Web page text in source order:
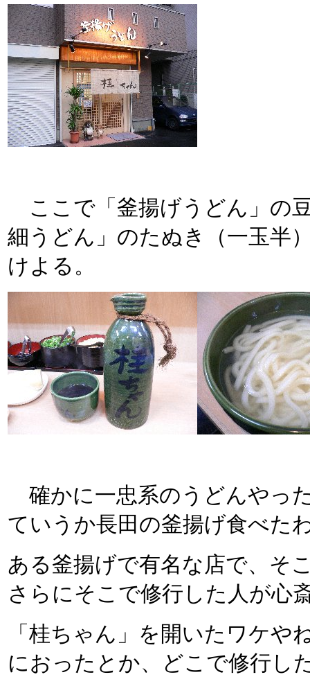
ここで「釜揚げうどん」の
細うどん」のたぬき（一玉半
けよる。
確かに一忠系のうどんやっ
ていうか長田の釜揚げ食べた
ある釜揚げで有名な店で、そ
さらにそこで修行した人が心
「桂ちゃん」を開いたワケ
におったとか、どこで修行し